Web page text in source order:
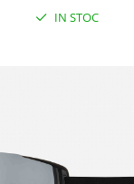
IN STOC